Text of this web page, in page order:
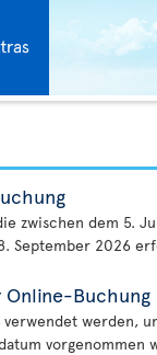
zwischen dem 5.
September 2026
Buchung
verwendet werden,
vorgenommen